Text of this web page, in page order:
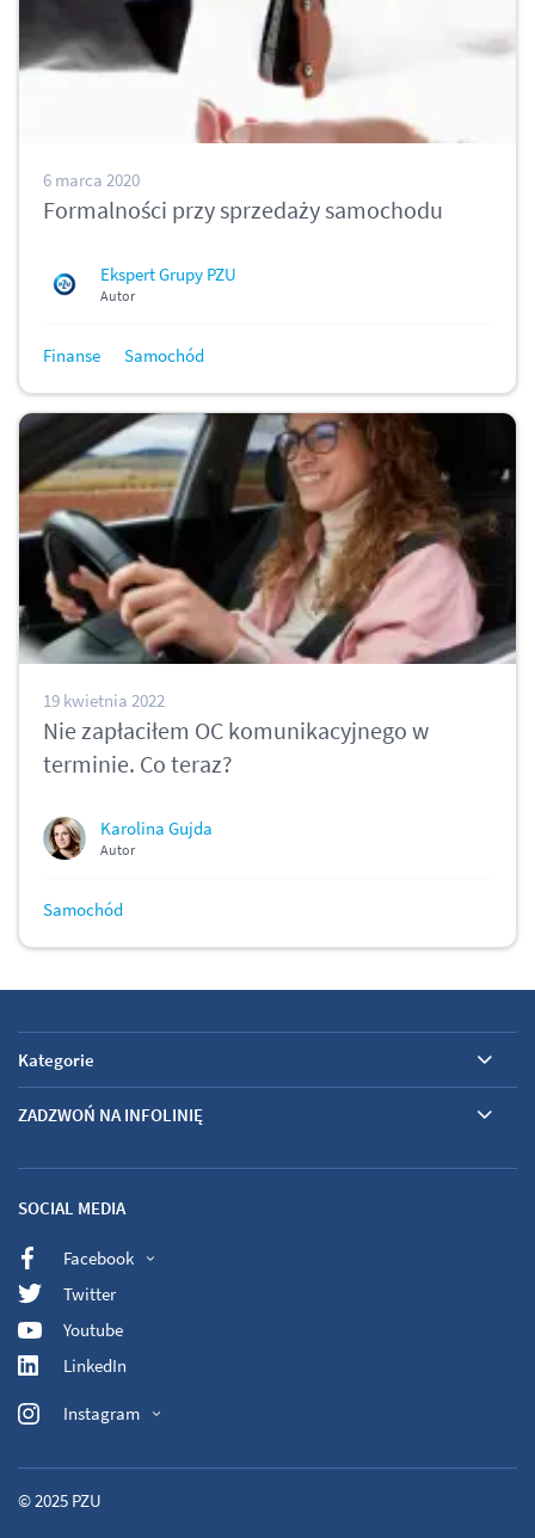
6 marca 2020
Formalności przy sprzedaży samochodu
Ekspert Grupy PZU
Autor
Finanse Samochód
19 kwietnia 2022
Nie zapłaciłem OC komunikacyjnego w
terminie. Co teraz?
Karolina Gujda
Autor
Samochód
Kategorie
ZADZWOŃ NA INFOLINIĘ
SOCIAL MEDIA
Facebook
Twitter
Youtube
LinkedIn
Instagram
© 2025 PZU